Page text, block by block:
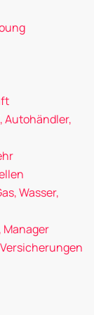
Autohändler,
Wasser,